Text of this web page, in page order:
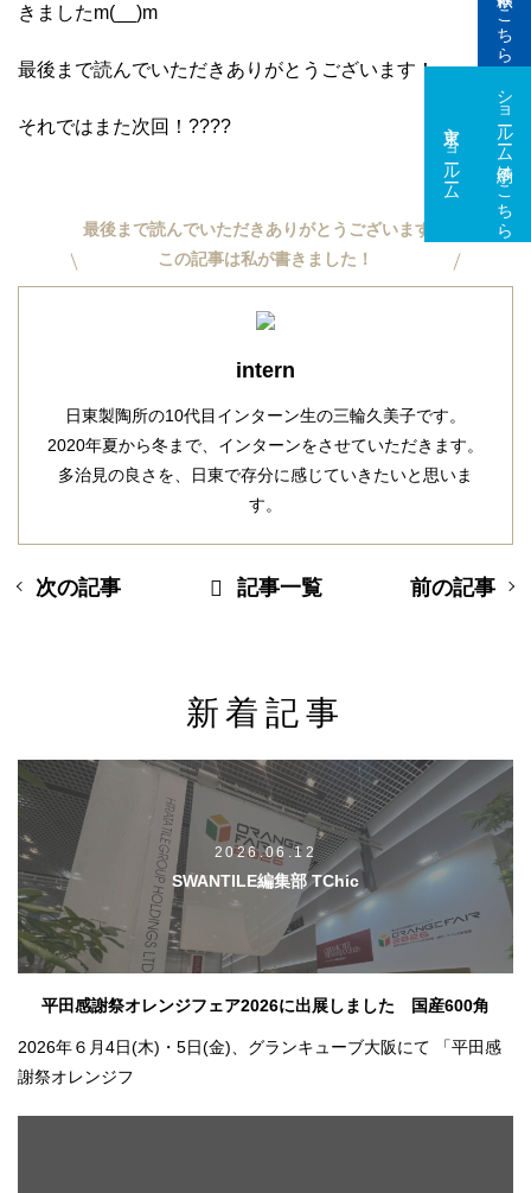
ショールーム予約はこちら
東京ショールーム 大阪ショールーム
きましたm(__)m
最後まで読んでいただきありがとうございます！
それではまた次回！????
最後まで読んでいただきありがとうございます。
この記事は私が書きました！
intern
日東製陶所の10代目インターン生の三輪久美子です。
2020年夏から冬まで、インターンをさせていただきます。
多治見の良さを、日東で存分に感じていきたいと思いま
す。
次の記事 記事一覧 前の記事
新着記事
2026.06.12
SWANTILE編集部 TChic
平田感謝祭オレンジフェア2026に出展しました 国産600角
2026年６月4日(木)・5日(金)、グランキューブ大阪にて 「平田感
謝祭オレンジフ